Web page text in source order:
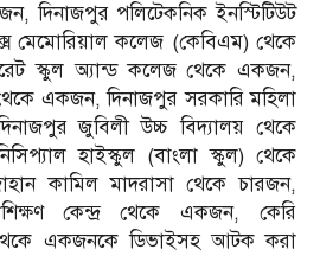
দিনাজপুর পলিটেকনিক ইনস্টিটিউট
মেমোরিয়াল কলেজ (কেবিএম) থেকে
স্কুল অ্যান্ড কলেজ থেকে একজন,
একজন, দিনাজপুর সরকারি মহিলা
জুবিলী উচ্চ বিদ্যালয় থেকে
হাইস্কুল (বাংলা স্কুল) থেকে
কামিল মাদরাসা থেকে চারজন,
কেন্দ্র থেকে একজন, কেরি
একজনকে ডিভাইসহ আটক করা